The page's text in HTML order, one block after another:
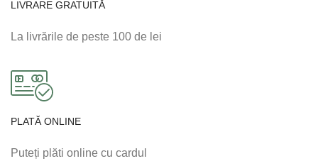
LIVRARE GRATUITĂ
La livrările de peste 100 de lei
PLATĂ ONLINE
Puteți plăti online cu cardul